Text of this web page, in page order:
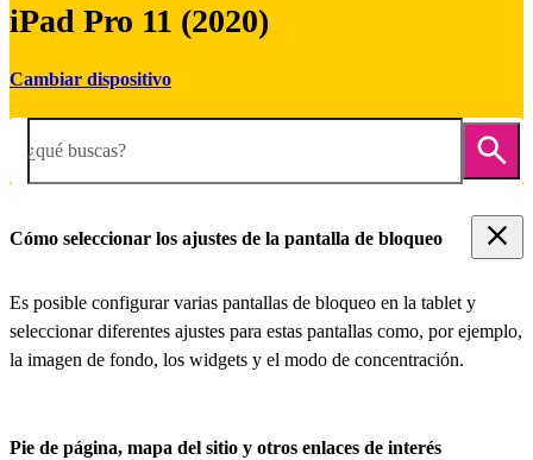
iPad Pro 11 (2020)
Cambiar dispositivo
¿qué buscas?
Cómo seleccionar los ajustes de la pantalla de bloqueo
Es posible configurar varias pantallas de bloqueo en la tablet y
seleccionar diferentes ajustes para estas pantallas como, por ejemplo,
la imagen de fondo, los widgets y el modo de concentración.
Pie de página, mapa del sitio y otros enlaces de interés